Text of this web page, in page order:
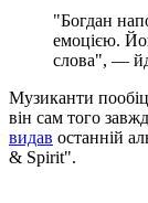
"Богдан
емоцією.
слова", —
Музиканти
він сам того
видав останній
& Spirit".